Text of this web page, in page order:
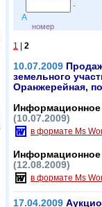
-
А
номер
1 2
10.07.2009
земельного
Оранжерейная,
(10.07.2009)
в формате Ms
Информационное
(12.08.2009)
в формате Ms
17.04.2009